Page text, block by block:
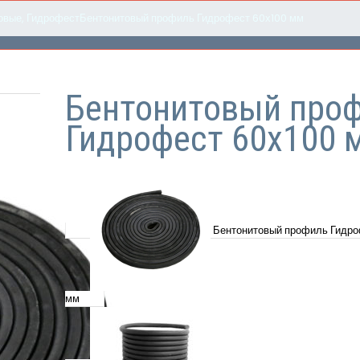
Бентонитовый
Гидрофест 60х100
Бентонитовый профиль
мм